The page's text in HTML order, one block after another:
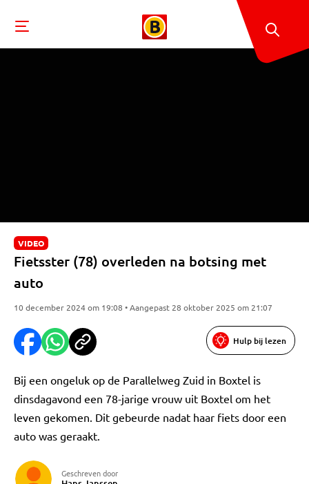
VIDEO
Fietsster (78) overleden na botsing met
auto
10 december 2024 om 19:08 • Aangepast 28 oktober 2025 om 21:07
Hulp bij lezen
Bij een ongeluk op de Parallelweg Zuid in Boxtel is
dinsdagavond een 78-jarige vrouw uit Boxtel om het
leven gekomen. Dit gebeurde nadat haar fiets door een
auto was geraakt.
Geschreven door